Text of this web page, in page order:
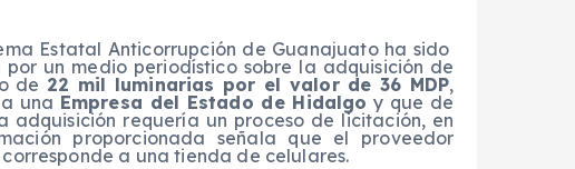
Estatal Anticorrupción de Guanajuato ha sido
un medio periodístico sobre la adquisición de
de 22 mil luminarias por el valor de 36 MDP,
una Empresa del Estado de Hidalgo y que de
requería un proceso de licitación, en
proporcionada señala que el proveedor
a una tienda de celulares.